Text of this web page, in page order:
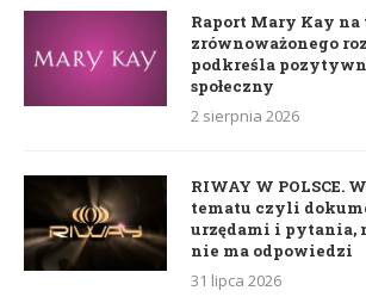
Raport Mary Kay na
zrównoważonego
podkreśla
społeczny
2 sierpnia 2026
RIWAY W POLSCE.
tematu czyli
urzędami i pytania,
nie ma odpowiedzi
31 lipca 2026